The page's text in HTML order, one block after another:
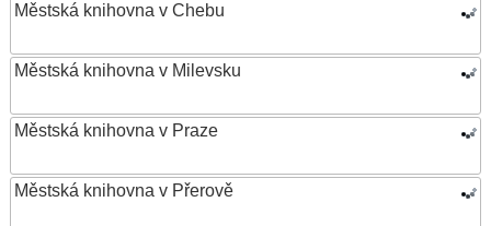
Městská knihovna v Chebu
Městská knihovna v Milevsku
Městská knihovna v Praze
Městská knihovna v Přerově